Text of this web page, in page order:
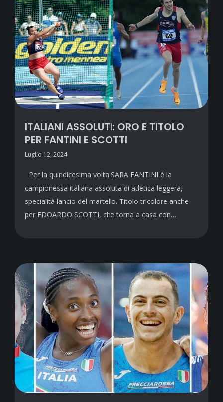
ITALIANI ASSOLUTI: ORO E TITOLO
PER FANTINI E SCOTTI
Luglio 12, 2024
Per la quindicesima volta SARA FANTINI é la
campionessa italiana assoluta di atletica leggera,
specialità lancio del martello. Titolo tricolore anche
per EDOARDO SCOTTI, che torna a casa con…